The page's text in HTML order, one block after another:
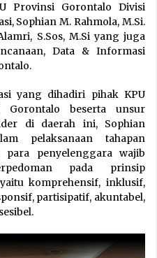
Provinsi Gorontalo Divisi
Sophian M. Rahmola, M.Si.
S.Sos, M.Si yang juga
Data & Informasi
yang dihadiri pihak KPU
Gorontalo beserta unsur
di daerah ini, Sophian
pelaksanaan tahapan
para penyelenggara wajib
pada prinsip
komprehensif, inklusif,
partisipatif, akuntabel,